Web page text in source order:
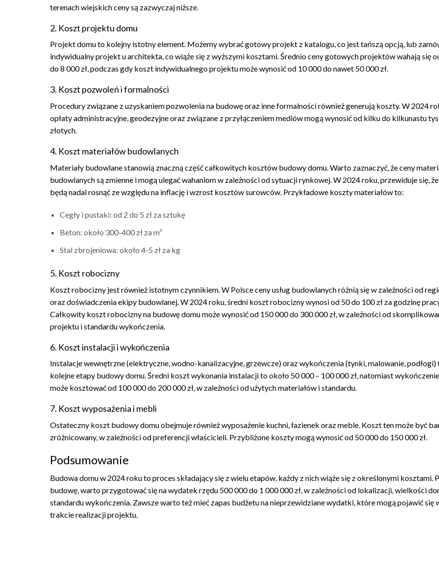
terenach wiejskich ceny są zazwyczaj niższe.
2. Koszt projektu domu
Projekt domu to kolejny istotny element. Możemy wybrać gotowy projekt z katalogu, co jest tańszą opcją, lub
indywidualny projekt u architekta, co wiąże się z wyższymi kosztami. Średnio ceny gotowych projektów wahają się
do 8 000 zł, podczas gdy koszt indywidualnego projektu może wynosić od 10 000 do nawet 50 000 zł.
3. Koszt pozwoleń i formalności
Procedury związane z uzyskaniem pozwolenia na budowę oraz inne formalności również generują koszty. W 2024
opłaty administracyjne, geodezyjne oraz związane z przyłączeniem mediów mogą wynosić od kilku do kilkunastu
złotych.
4. Koszt materiałów budowlanych
Materiały budowlane stanowią znaczną część całkowitych kosztów budowy domu. Warto zaznaczyć, że ceny
budowlanych są zmienne i mogą ulegać wahaniom w zależności od sytuacji rynkowej. W 2024 roku, przewiduje się,
będą nadal rosnąć ze względu na inflację i wzrost kosztów surowców. Przykładowe koszty materiałów to:
Cegły i pustaki: od 2 do 5 zł za sztukę
Beton: około 300-400 zł za m³
Stal zbrojeniowa: około 4-5 zł za kg
5. Koszt robocizny
Koszt robocizny jest również istotnym czynnikiem. W Polsce ceny usług budowlanych różnią się w zależności od
oraz doświadczenia ekipy budowlanej. W 2024 roku, średni koszt robocizny wynosi od 50 do 100 zł za godzinę
Całkowity koszt robocizny na budowę domu może wynosić od 150 000 do 300 000 zł, w zależności od
projektu i standardu wykończenia.
6. Koszt instalacji i wykończenia
Instalacje wewnętrzne (elektryczne, wodno-kanalizacyjne, grzewcze) oraz wykończenia (tynki, malowanie, podłogi)
kolejne etapy budowy domu. Średni koszt wykonania instalacji to około 50 000 – 100 000 zł, natomiast
może kosztować od 100 000 do 200 000 zł, w zależności od użytych materiałów i standardu.
7. Koszt wyposażenia i mebli
Ostateczny koszt budowy domu obejmuje również wyposażenie kuchni, łazienek oraz meble. Koszt ten może być
zróżnicowany, w zależności od preferencji właścicieli. Przybliżone koszty mogą wynosić od 50 000 do 150 000 zł.
Podsumowanie
Budowa domu w 2024 roku to proces składający się z wielu etapów, każdy z nich wiąże się z określonymi kosztami.
budowę, warto przygotować się na wydatek rzędu 500 000 do 1 000 000 zł, w zależności od lokalizacji, wielkości
standardu wykończenia. Zawsze warto też mieć zapas budżetu na nieprzewidziane wydatki, które mogą pojawić się
trakcie realizacji projektu.